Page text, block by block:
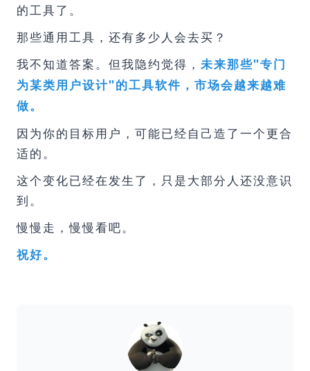
的工具了。
那些通用工具，还有多少人会去买？
我不知道答案。但我隐约觉得， 未来那些"专门
为某类用户设计"的工具软件，市场会越来越难
做。
因为你的目标用户，可能已经自己造了一个更合
适的。
这个变化已经在发生了，只是大部分人还没意识
到。
慢慢走，慢慢看吧。
祝好。